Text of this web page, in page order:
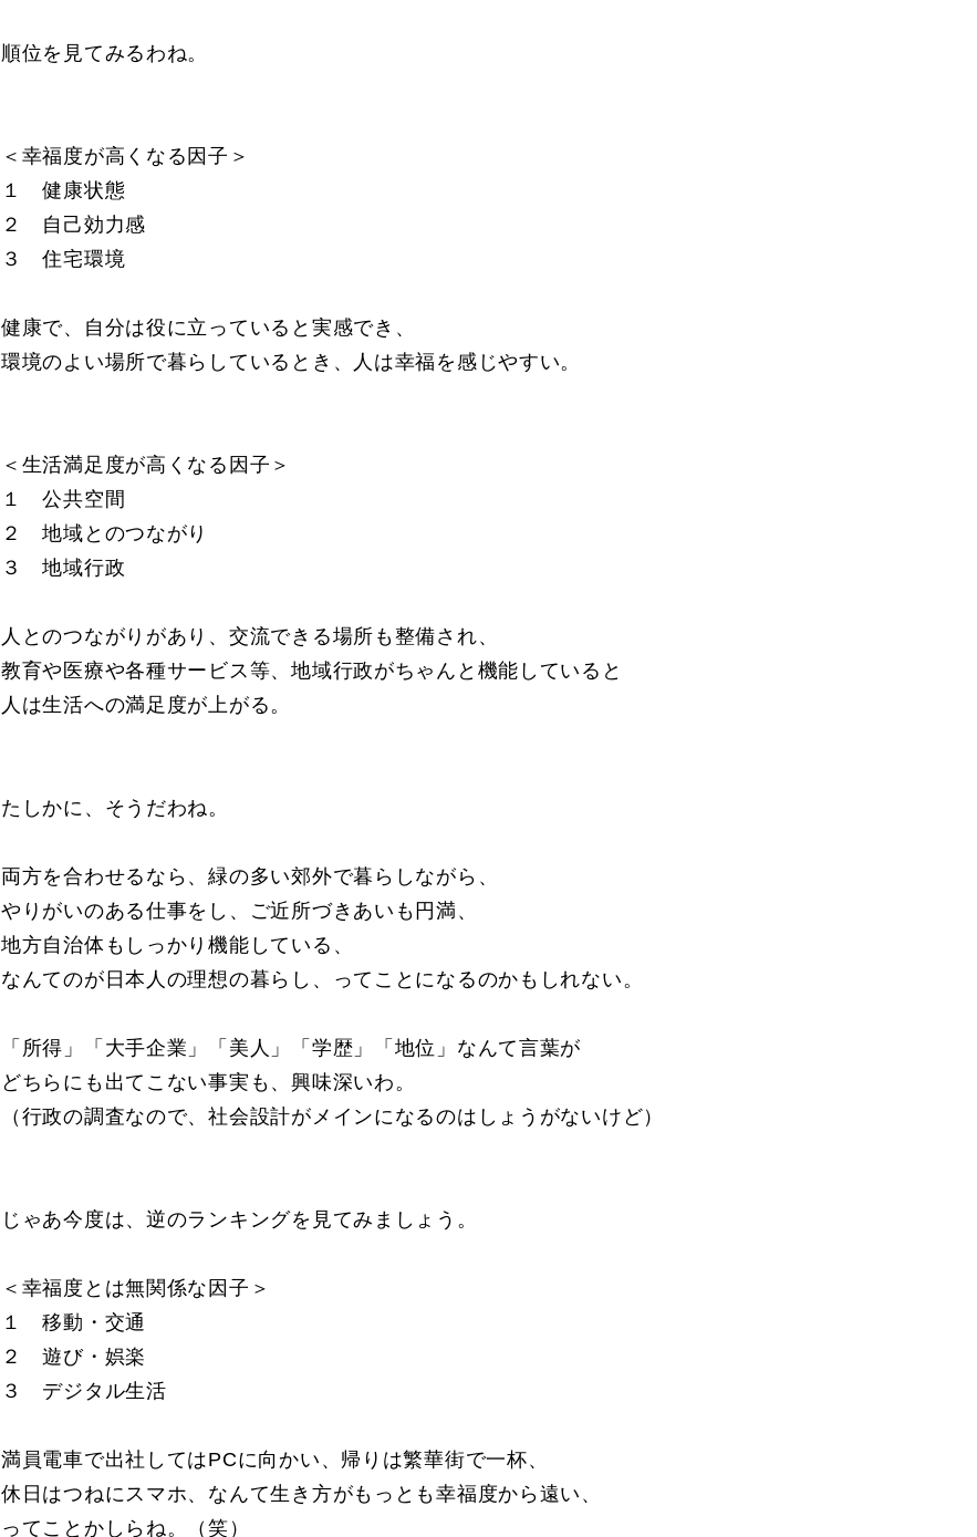
順位を見てみるわね。
＜幸福度が高くなる因子＞
１ 健康状態
２ 自己効力感
３ 住宅環境
健康で、自分は役に立っていると実感でき、
環境のよい場所で暮らしているとき、人は幸福を感じやすい。
＜生活満足度が高くなる因子＞
１ 公共空間
２ 地域とのつながり
３ 地域行政
人とのつながりがあり、交流できる場所も整備され、
教育や医療や各種サービス等、地域行政がちゃんと機能していると
人は生活への満足度が上がる。
たしかに、そうだわね。
両方を合わせるなら、緑の多い郊外で暮らしながら、
やりがいのある仕事をし、ご近所づきあいも円満、
地方自治体もしっかり機能している、
なんてのが日本人の理想の暮らし、ってことになるのかもしれない。
「所得」「大手企業」「美人」「学歴」「地位」なんて言葉が
どちらにも出てこない事実も、興味深いわ。
（行政の調査なので、社会設計がメインになるのはしょうがないけど）
じゃあ今度は、逆のランキングを見てみましょう。
＜幸福度とは無関係な因子＞
１ 移動・交通
２ 遊び・娯楽
３ デジタル生活
満員電車で出社してはPCに向かい、帰りは繁華街で一杯、
休日はつねにスマホ、なんて生き方がもっとも幸福度から遠い、
ってことかしらね。（笑）